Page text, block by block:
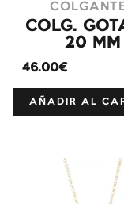
COLG.
20 MM
46.00€
AÑADIR AL